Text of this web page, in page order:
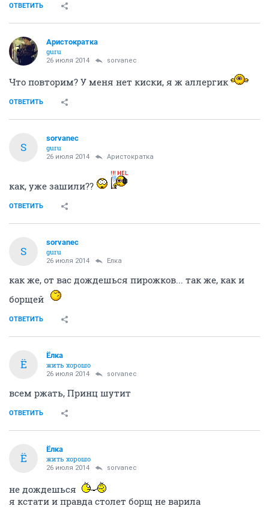
ОТВЕТИТЬ
Аристократка
guru
26 июля 2014 sorvanec
Что повторим? У меня нет киски, я ж аллергик
ОТВЕТИТЬ
S
sorvanec
guru
26 июля 2014 Аристократка
как, уже зашили??
ОТВЕТИТЬ
S
sorvanec
guru
26 июля 2014 Ёлка
как же, от вас дождешься пирожков... так же, как и
борщей
ОТВЕТИТЬ
Ё
Ёлка
жить хорошо
26 июля 2014 sorvanec
всем ржать, Принц шутит
ОТВЕТИТЬ
Ё
Ёлка
жить хорошо
26 июля 2014 sorvanec
не дождешься
я кстати и правда столет борщ не варила